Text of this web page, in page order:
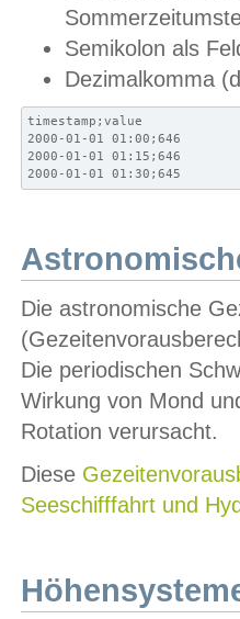
Semikolon als
Dezimalkomma
timestamp;value
2000-01-01 01:00;646
2000-01-01 01:15;646
2000-01-01 01:30;645
Die astronomische
Die periodischen
Wirkung von Mond
Rotation verursacht.
Diese
Seeschifffahrt und